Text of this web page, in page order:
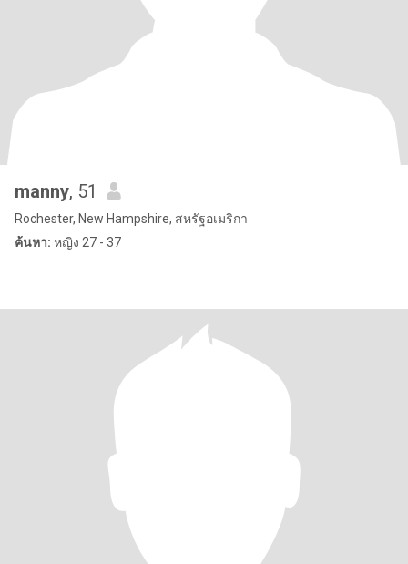
manny, 51
Rochester, New Hampshire, สหรัฐอเมริกา
ค้นหา: หญิง 27 - 37